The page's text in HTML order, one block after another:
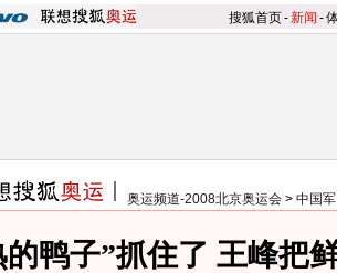
搜狐首页-新闻 -
奥运频道-2008北京奥运会 > 中国
鸭子”抓住了 王峰把